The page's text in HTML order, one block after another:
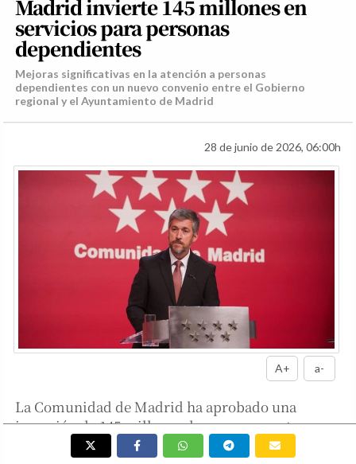
Madrid invierte 145 millones en
servicios para personas
dependientes
Mejoras significativas en la atención a personas
dependientes con un nuevo convenio entre el Gobierno
regional y el Ayuntamiento de Madrid
28 de junio de 2026, 06:00h
A+ a-
La Comunidad de Madrid ha aprobado una
inversión de 145 millones de euros en centros y
servicios para personas dependientes en la